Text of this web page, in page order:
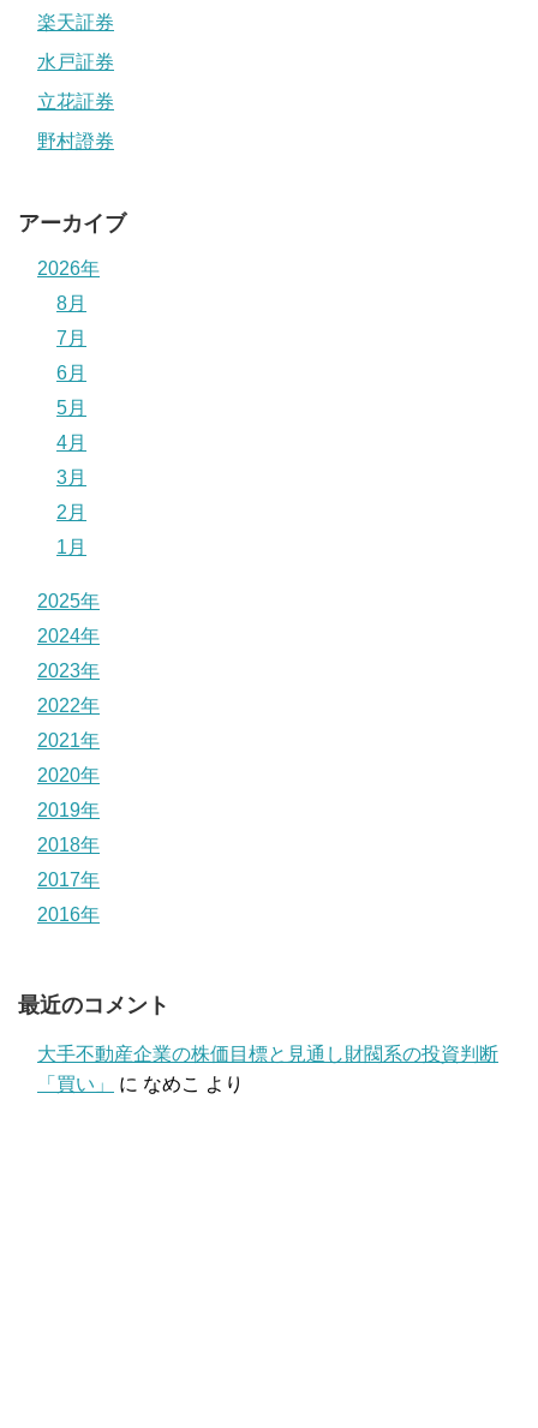
楽天証券
水戸証券
立花証券
野村證券
アーカイブ
2026年
8月
7月
6月
5月
4月
3月
2月
1月
2025年
2024年
2023年
2022年
2021年
2020年
2019年
2018年
2017年
2016年
最近のコメント
大手不動産企業の株価目標と見通し財閥系の投資判断
「買い」
に なめこ より